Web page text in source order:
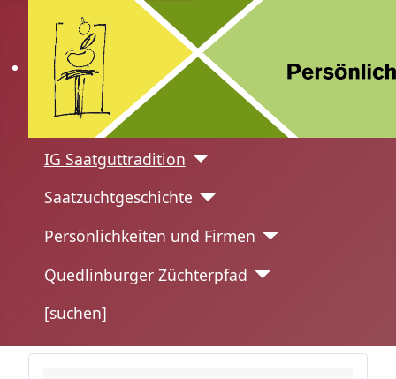
IG Saatguttradition
Saatzuchtgeschichte
Persönlichkeiten und Firmen
Quedlinburger Züchterpfad
[suchen]